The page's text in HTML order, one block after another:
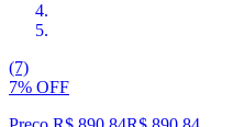
(7)
7% OFF